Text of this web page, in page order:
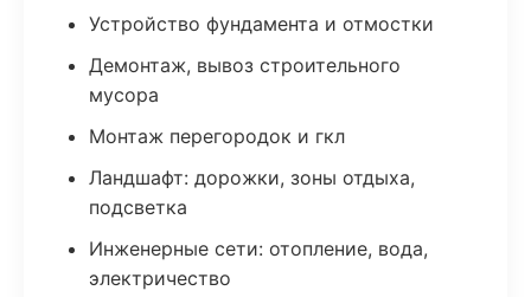
Устройство фундамента и отмостки
Демонтаж, вывоз строительного
мусора
Монтаж перегородок и гкл
Ландшафт: дорожки, зоны отдыха,
подсветка
Инженерные сети: отопление, вода,
электричество